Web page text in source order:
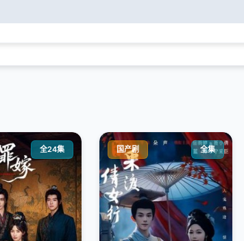
全24集 国产剧 全集